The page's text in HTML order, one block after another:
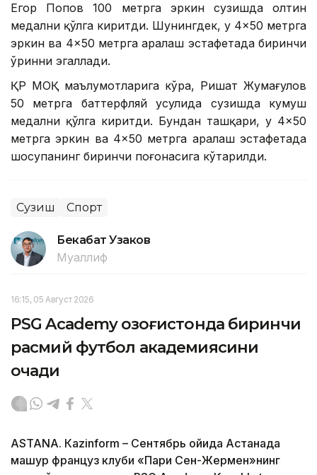
Егор Попов 100 метрга эркин сузишда олтин
медални қўлга киритди. Шунингдек, у 4×50 метрга
эркин ва 4×50 метрга аралаш эстафетада биринчи
ўринни эгаллади.
ҚР МОҚ маълумотларига кўра, Ришат Жумағулов
50 метрга баттерфляй усулида сузишда кумуш
медални қўлга киритди. Бундан ташқари, у 4×50
метрга эркин ва 4×50 метрга аралаш эстафетада
шоҳсупанинг биринчи поғонасига кўтарилди.
Сузиш Спорт
Бекабат Узаков
Муаллиф
16:15, 05 Август 2026
PSG Academy Қозоғистонда биринчи
расмий футбол академиясини
очади
ASTANА. Кazinform – Сентябрь ойида Астанада
машҳур француз клуби «Пари Сен-Жермен»нинг